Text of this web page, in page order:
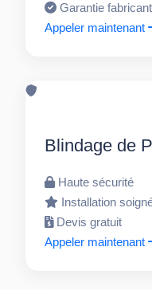
Garantie fabricant
Appeler maintenant
Blindage de
Haute sécurité
Installation
Devis gratuit
Appeler maintenant